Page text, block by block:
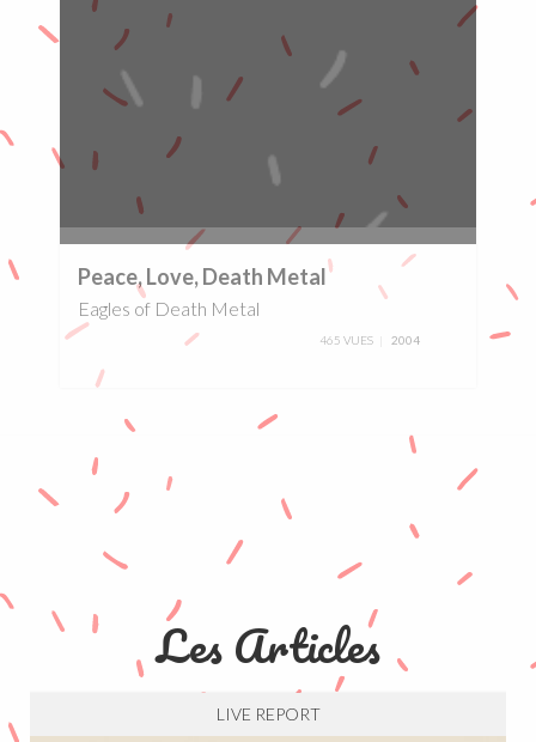
Peace, Love, Death Metal
Eagles of Death Metal
465 VUES 2004
Les Articles
LIVE REPORT